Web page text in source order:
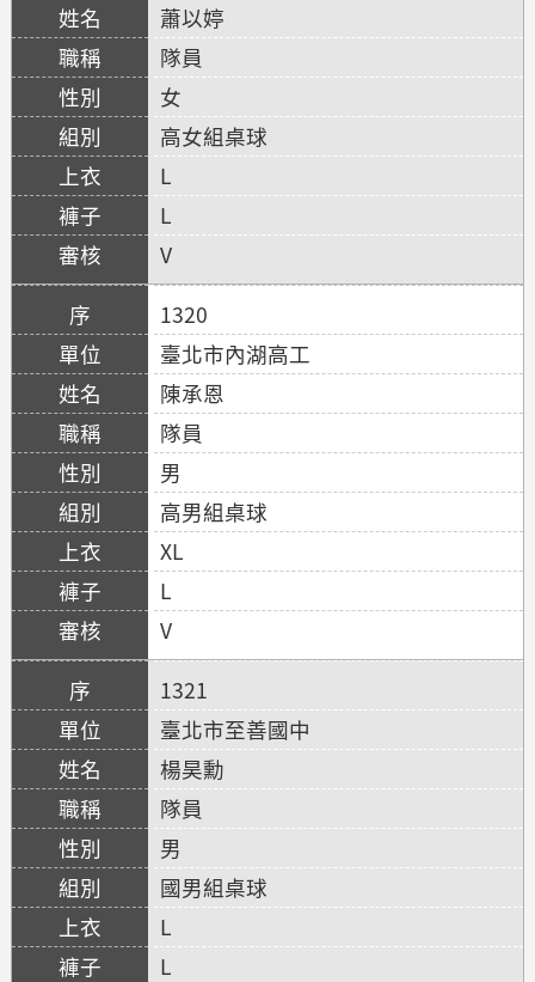
蕭以婷
隊員
女
高女組桌球
L
L
V
1320
臺北市內湖高工
陳承恩
隊員
男
高男組桌球
XL
L
V
1321
臺北市至善國中
楊昊勳
隊員
男
國男組桌球
L
L